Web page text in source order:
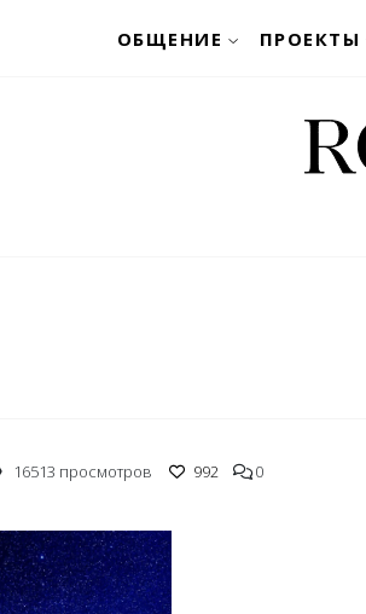
ОБЩЕНИЕ ПРОЕКТЫ
16513 просмотров 992 0